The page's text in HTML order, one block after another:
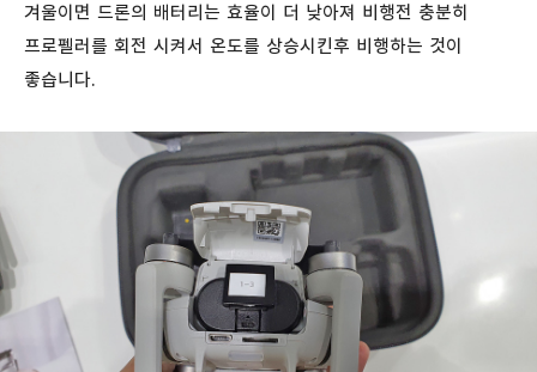
겨울이면 드론의 배터리는 효율이 더 낮아져 비행전 충분히
프로펠러를 회전 시켜서 온도를 상승시킨후 비행하는 것이
좋습니다.